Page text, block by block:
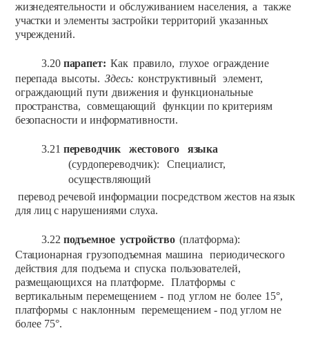
жизнедеятельности и обслуживанием населения, а
также
участки иэлементы застройки территорий указанных
учреждений.
3.20 парапет: Как правило, глухое ограждение
перепада высоты. Здесь: конструктивный элемент,
ограждающий пути движения и функциональные
пространства, совмещающий функции покритериям
безопасности и информативности.
3.21 переводчик жестового
языка
(сурдопереводчик):
Специалист,
осуществляющий
перевод речевой информации посредством жестов на язык
для лиц с нарушениями слуха.
3.22 подъемное устройство (платформа):
Стационарная грузоподъемная машина
периодического
действия для подъема и спуска пользователей,
размещающихся на платформе. Платформы с
вертикальным перемещением - под углом не более 15°,
платформы с наклонным перемещением- под угломне
более 75°.